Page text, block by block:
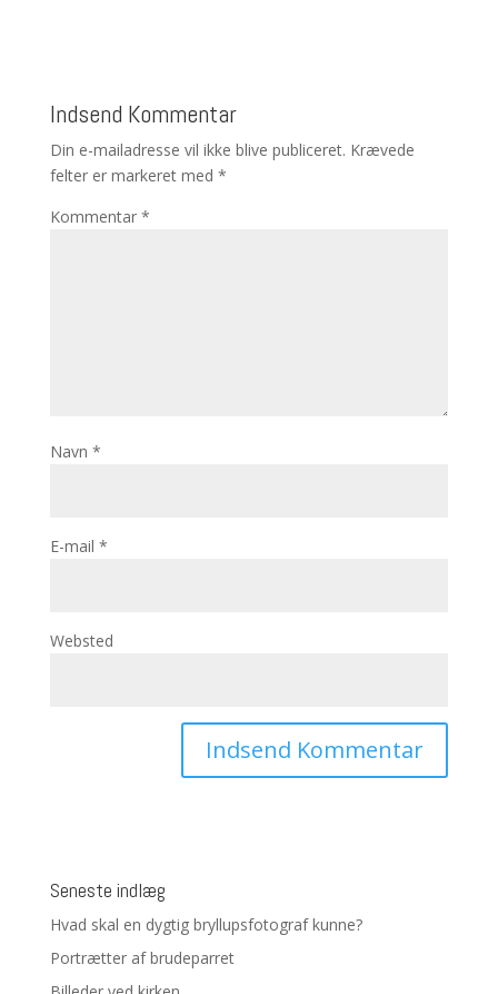
Indsend Kommentar
Din e-mailadresse vil ikke blive publiceret. Krævede
felter er markeret med *
Kommentar *
Navn *
E-mail *
Websted
Seneste indlæg
Hvad skal en dygtig bryllupsfotograf kunne?
Portrætter af brudeparret